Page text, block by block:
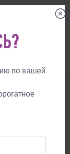
по вашей